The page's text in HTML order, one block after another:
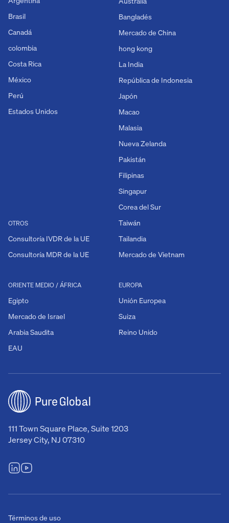
111 Town Square Place, Suite 1203
Jersey City, NJ 07310
Brasil
Canadá
colombia
Costa Rica
México
Perú
Estados Unidos
OTROS
Consultoría IVDR de la UE
Consultoría MDR de la UE
EUROPA
Unión Europea
Suiza
Reino Unido
ORIENTE MEDIO / ÁFRICA
Egipto
Mercado de Israel
Arabia Saudita
EAU
Bangladés
Mercado de China
hong kong
La India
República de Indonesia
Japón
Macao
Malasia
Nueva Zelanda
Pakistán
Filipinas
Singapur
Corea del Sur
Taiwán
Tailandia
Mercado de Vietnam
Términos de uso